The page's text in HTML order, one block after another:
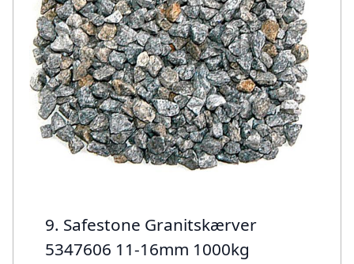
9. Safestone Granitskærver
5347606 11-16mm 1000kg